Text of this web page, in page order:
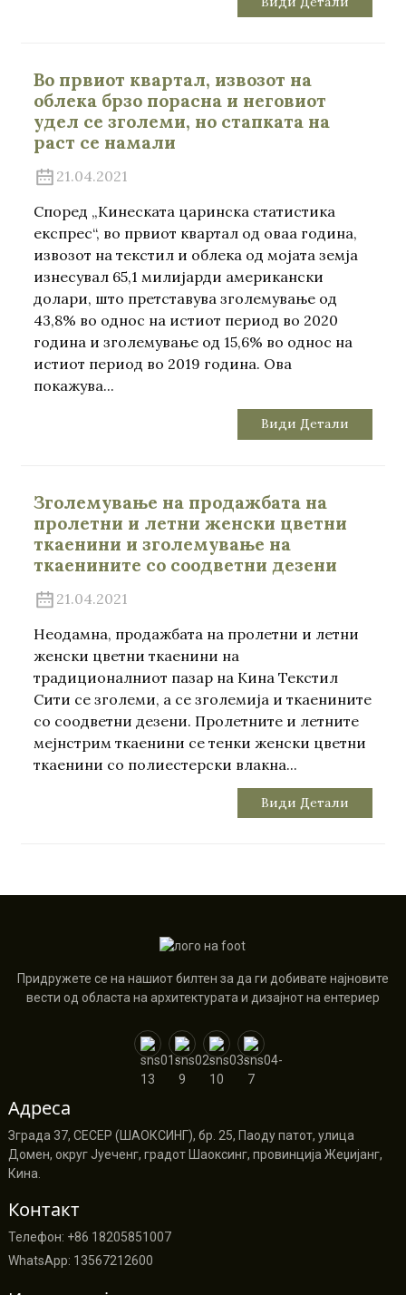
Во првиот квартал, извозот на
облека брзо порасна и неговиот
удел се зголеми, но стапката на
раст се намали
21.04.2021
Според „Кинеската царинска статистика
експрес“, во првиот квартал од оваа година,
извозот на текстил и облека од мојата земја
изнесувал 65,1 милијарди американски
долари, што претставува зголемување од
43,8% во однос на истиот период во 2020
година и зголемување од 15,6% во однос на
истиот период во 2019 година. Ова
покажува...
Види Детали
Зголемување на продажбата на
пролетни и летни женски цветни
ткаенини и зголемување на
ткаенините со соодветни дезени
21.04.2021
Неодамна, продажбата на пролетни и летни
женски цветни ткаенини на
традиционалниот пазар на Кина Текстил
Сити се зголеми, а се зголемија и ткаенините
со соодветни дезени. Пролетните и летните
мејнстрим ткаенини се тенки женски цветни
ткаенини со полиестерски влакна...
Види Детали
Придружете се на нашиот билтен за да ги добивате најновите
вести од областа на архитектурата и дизајнот на ентериер
Адреса
Зграда 37, CECEP (ШАОКСИНГ), бр. 25, Паоду патот, улица
Домен, округ Јуеченг, градот Шаоксинг, провинција Жеџијанг,
Кина.
Контакт
Телефон: +86 18205851007
WhatsApp: 13567212600